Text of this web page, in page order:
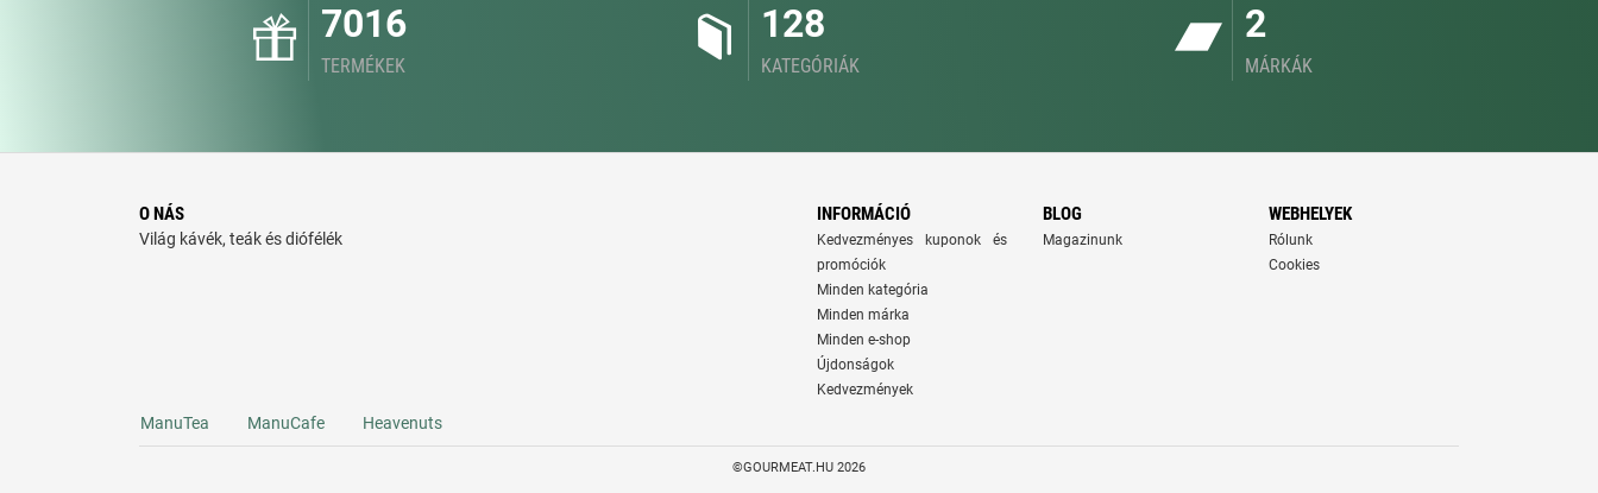
7016
TERMÉKEK
128
KATEGÓRIÁK
2
MÁRKÁK
O NÁS
Világ kávék, teák és diófélék
INFORMÁCIÓ
Kedvezményes kuponok és
promóciók
Minden kategória
Minden márka
Minden e-shop
Újdonságok
Kedvezmények
BLOG
Magazinunk
WEBHELYEK
Rólunk
Cookies
ManuTea ManuCafe Heavenuts
©GOURMEAT.HU 2026